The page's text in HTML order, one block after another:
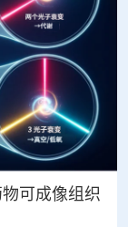
可成像组织